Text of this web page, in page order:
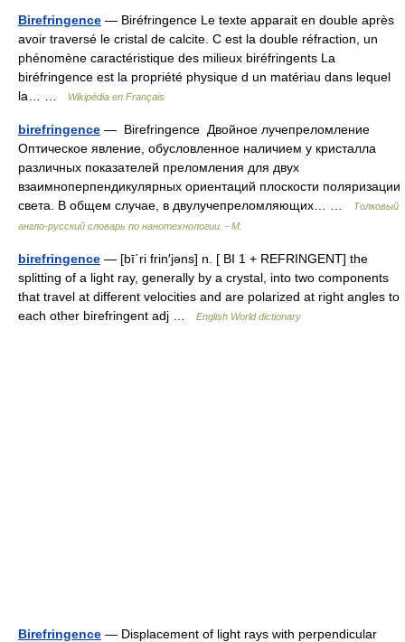
Birefringence — Biréfringence Le texte apparait en double après
avoir traversé le cristal de calcite. C est la double réfraction, un
phénomène caractéristique des milieux biréfringents La
biréfringence est la propriété physique d un matériau dans lequel
la… …
Wikipédia en Français
birefringence — Birefringence Двойное лучепреломление
Оптическое явление, обусловленное наличием у кристалла
различных показателей преломления для двух
взаимноперпендикулярных ориентаций плоскости поляризации
света. В общем случае, в двулучепреломляющих… …
Толковый
англо-русский словарь по нанотехнологии. - М.
birefringence — [bī΄ri frin′jəns] n. [ BI 1 + REFRINGENT] the
splitting of a light ray, generally by a crystal, into two components
that travel at different velocities and are polarized at right angles to
each other birefringent adj …
English World dictionary
Birefringence — Displacement of light rays with perpendicular